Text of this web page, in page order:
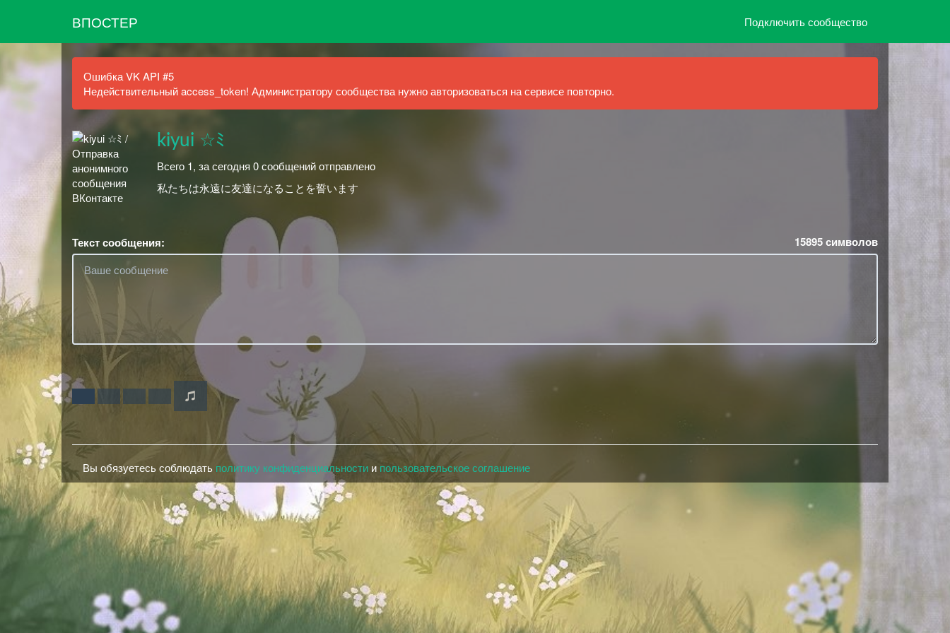
ВПОСТЕР Подключить сообщество
Ошибка VK API #5
Недействительный access_token! Администратору сообщества нужно авторизоваться на сервисе повторно.
kiyui ☆ﾐ
Всего 1, за сегодня 0 сообщений отправлено
私たちは永遠に友達になることを誓います
Текст сообщения: 15895символов
Вы обязуетесь соблюдать политику конфиденциальности и пользовательское соглашение